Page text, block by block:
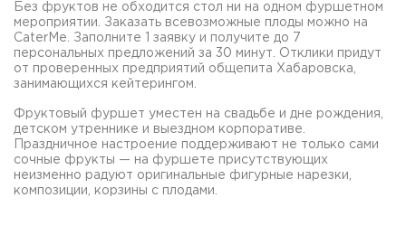
Без фруктов не обходится стол ни на одном фуршетном
мероприятии. Заказать всевозможные плоды можно на
CaterMe. Заполните 1 заявку и получите до 7
персональных предложений за 30 минут. Отклики придут
от проверенных предприятий общепита Хабаровска,
занимающихся кейтерингом.
Фруктовый фуршет уместен на свадьбе и дне рождения,
детском утреннике и выездном корпоративе.
Праздничное настроение поддерживают не только сами
сочные фрукты — на фуршете присутствующих
неизменно радуют оригинальные фигурные нарезки,
композиции, корзины с плодами.